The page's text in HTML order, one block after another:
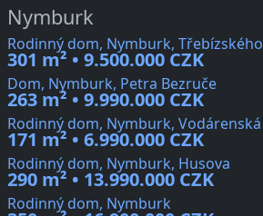
Nymburk
Rodinný dom, Nymburk, Třebízského
301 m² • 9.500.000 CZK
Dom, Nymburk, Petra Bezruče
263 m² • 9.990.000 CZK
Rodinný dom, Nymburk, Vodárenská
171 m² • 6.990.000 CZK
Rodinný dom, Nymburk, Husova
290 m² • 13.990.000 CZK
Rodinný dom, Nymburk